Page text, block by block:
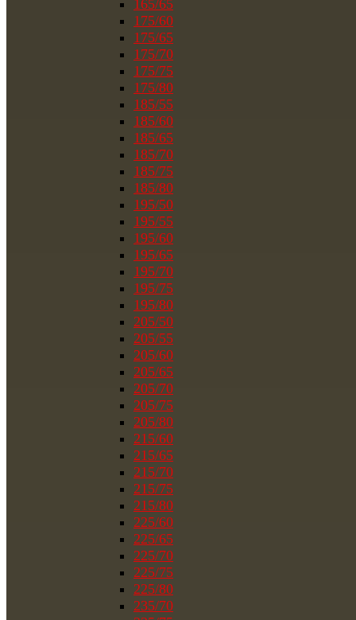
165/65
175/60
175/65
175/70
175/75
175/80
185/55
185/60
185/65
185/70
185/75
185/80
195/50
195/55
195/60
195/65
195/70
195/75
195/80
205/50
205/55
205/60
205/65
205/70
205/75
205/80
215/60
215/65
215/70
215/75
215/80
225/60
225/65
225/70
225/75
225/80
235/70